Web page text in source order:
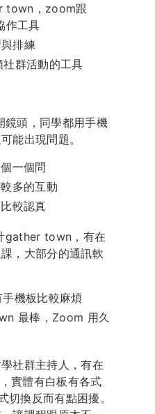
town，zoom跟
作工具
排練
群活動的工具
鏡頭，同學都用手機
能出現問題。
一個問
多的互動
較認真
gather town，有在
，大部分的通訊軟
機板比較麻煩
最棒，Zoom 用久
社群主持人，有在
實體有白板有各式
切換反而有點困擾。